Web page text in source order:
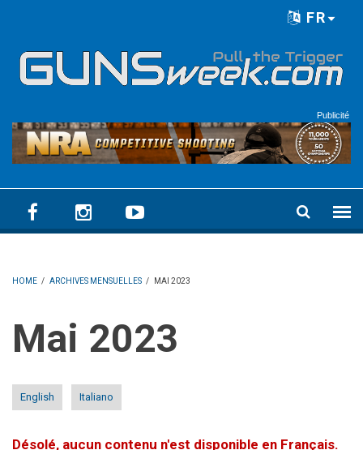
FR
Publicité
HOME / ARCHIVES MENSUELLES / MAI 2023
mai 2023
English Italiano
Désolé, aucun contenu n'est disponible en Français.